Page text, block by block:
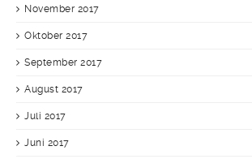
November 2017
Oktober 2017
September 2017
August 2017
Juli 2017
Juni 2017